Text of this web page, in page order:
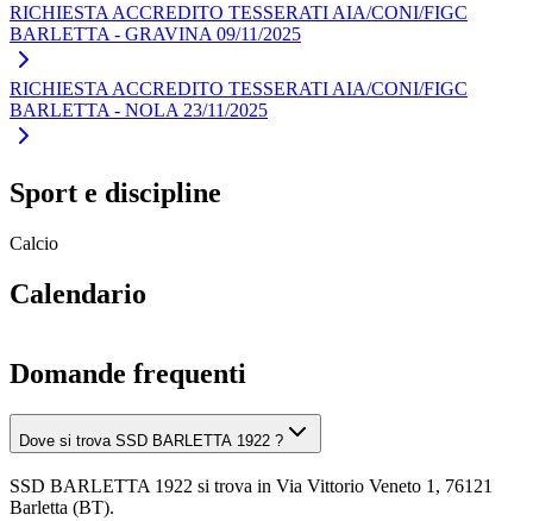
RICHIESTA ACCREDITO TESSERATI AIA/CONI/FIGC
BARLETTA - GRAVINA 09/11/2025
RICHIESTA ACCREDITO TESSERATI AIA/CONI/FIGC
BARLETTA - NOLA 23/11/2025
Sport e discipline
Calcio
Calendario
Domande frequenti
Dove si trova SSD BARLETTA 1922 ?
SSD BARLETTA 1922 si trova in Via Vittorio Veneto 1, 76121
Barletta (BT).